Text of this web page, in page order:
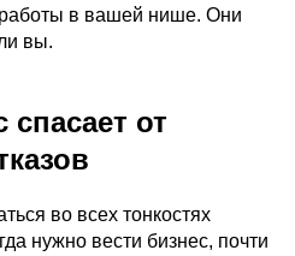
в вашей нише. Они
вы.
спасает от
во всех тонкостях
нужно вести бизнес, почти